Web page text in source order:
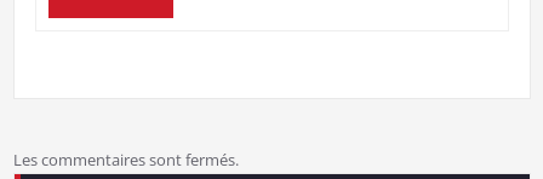
Les commentaires sont fermés.